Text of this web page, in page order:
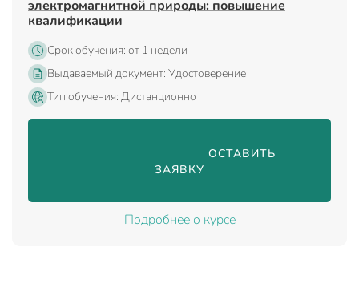
электромагнитной природы: повышение
квалификации
Срок обучения: от 1 недели
Выдаваемый документ: Удостоверение
Тип обучения: Дистанционно
                                ОСТАВИТЬ
ЗАЯВКУ
Подробнее о курсе